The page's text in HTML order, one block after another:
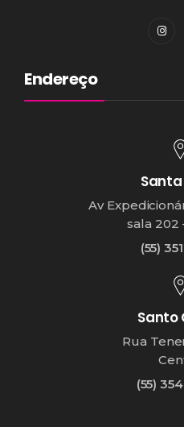
Endereço
Av
sala 202
(55)
Santo
Rua
(55)